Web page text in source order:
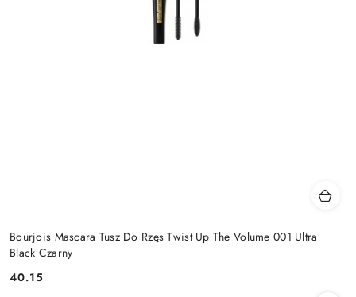
Bourjois Mascara Tusz Do Rzęs Twist Up The Volume 001 Ultra
Black Czarny
Cena:
40.15